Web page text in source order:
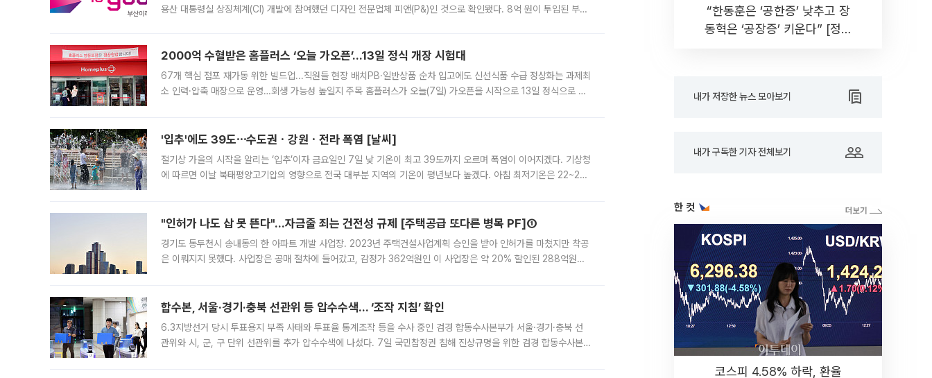
용산 대통령실 상징체계(CI) 개발에 참여했던 디자인 전문업체 피앤(P&)인 것으로 확인됐다. 8억 원이 투입된 부산
2000억 수혈받은 홈플러스 ‘오늘 가오픈’...13일 정식 개장 시험대
67개 핵심 점포 재가동 위한 빌드업...직원들 현장 배치PB·일반상품 순차 입고에도 신선식품 수급 정상화는 과제최
소 인력·압축 매장으로 운영…회생 가능성 높일지 주목 홈플러스가 오늘(7일) 가오픈을 시작으로 13일 정식으로 재
'입추'에도 39도⋯수도권ㆍ강원ㆍ전라 폭염 [날씨]
절기상 가을의 시작을 알리는 ‘입추’이자 금요일인 7일 낮 기온이 최고 39도까지 오르며 폭염이 이어지겠다. 기상청
에 따르면 이날 북태평양고기압의 영향으로 전국 대부분 지역의 기온이 평년보다 높겠다. 아침 최저기온은 22~27
"인허가 나도 삽 못 뜬다"…자금줄 죄는 건전성 규제 [주택공급 또다른 병목 PF]①
경기도 동두천시 송내동의 한 아파트 개발 사업장. 2023년 주택건설사업계획 승인을 받아 인허가를 마쳤지만 착공
은 이뤄지지 못했다. 사업장은 공매 절차에 들어갔고, 감정가 362억원인 이 사업장은 약 20% 할인된 288억원에
합수본, 서울·경기·충북 선관위 등 압수수색… ‘조작 지침’ 확인
6.3지방선거 당시 투표용지 부족 사태와 투표율 통계조작 등을 수사 중인 검경 합동수사본부가 서울·경기·충북 선
관위와 시, 군, 구 단위 선관위를 추가 압수수색에 나섰다. 7일 국민참정권 침해 진상규명을 위한 검경 합동수사본
“한동훈은 ‘공한증’ 낮추고 장
동혁은 ‘공장증’ 키운다” [정치
내가 저장한 뉴스 모아보기
내가 구독한 기자 전체보기
한 컷
코스피 4.58% 하락, 환율